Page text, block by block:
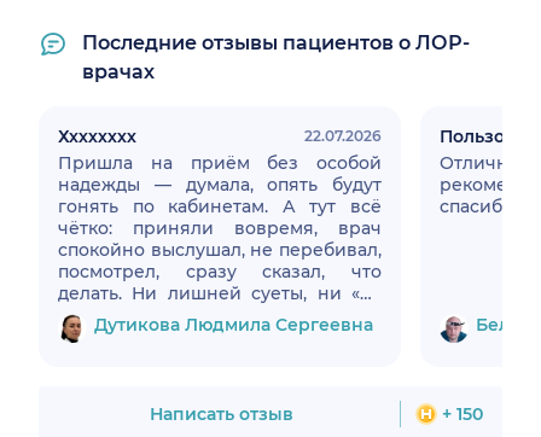
Последние отзывы пациентов о ЛОР-
врачах
Хххххххх 22.07.2026
Пришла на приём без особой
надежды — думала, опять будут
гонять по кабинетам. А тут всё
чётко: приняли вовремя, врач
спокойно выслушал, не перебивал,
посмотрел, сразу сказал, что
делать. Ни лишней суеты, ни «на
всякий случай» кучу анализов.
Объяснил простыми словами, даже
Дутикова Людмила Сергеевна
спасибо. 8
Написать отзыв + 150